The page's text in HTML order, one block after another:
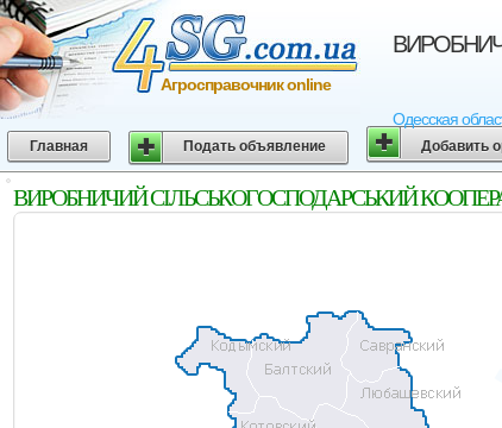
Одесская
Агросправочник online
Главная Подать объявление Добавить
ВИРОБНИЧИЙ СIЛЬСЬКОГОСПОДАРСЬКИЙ